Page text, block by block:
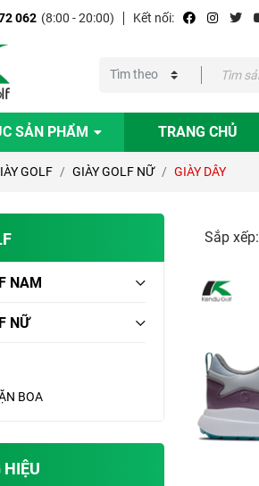
062 (8:00 - 20:00) Kết nối:
SẢN PHẨM TRANG CHỦ
GOLF GIÀY GOLF NỮ GIÀY DÂY
NAM
NỮ
BOA
Sắp xếp: